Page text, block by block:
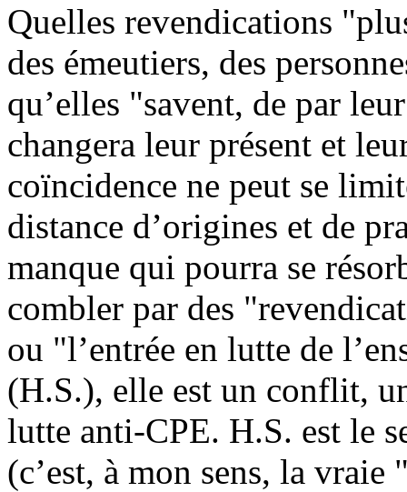
Quelles revendications
des émeutiers, des
qu’elles "savent, de par
changera leur présent et
coïncidence ne peut se
distance d’origines et de
manque qui pourra se
combler par des
ou "l’entrée en lutte de
(H.S.), elle est un conflit,
lutte anti-CPE. H.S. est le
(c’est, à mon sens, la